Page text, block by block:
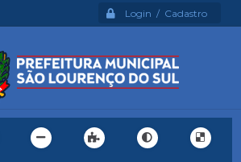
Login / Cadastro